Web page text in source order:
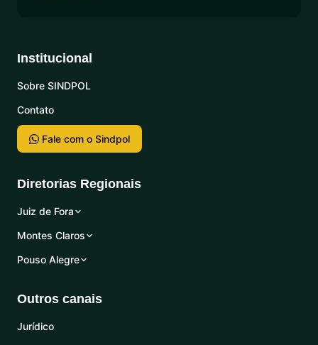
Institucional
Sobre SINDPOL
Contato
Fale com o Sindpol
Diretorias Regionais
Juiz de Fora
Montes Claros
Pouso Alegre
Outros canais
Jurídico